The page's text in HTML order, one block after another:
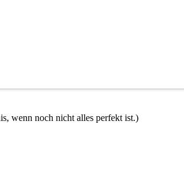
wenn noch nicht alles perfekt ist.)